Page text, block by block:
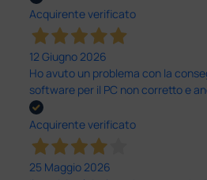
Acquirente verificato
12 Giugno 2026
Ho avuto un problema con la
software per il PC non corretto e
Acquirente verificato
25 Maggio 2026